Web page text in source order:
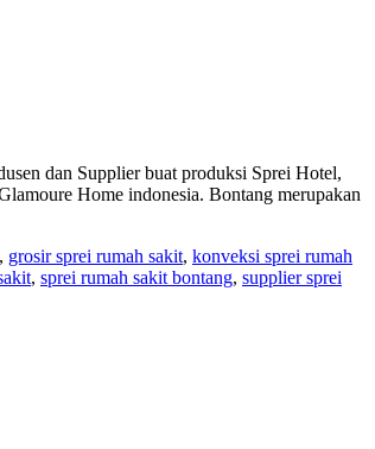
dan Supplier buat produksi Sprei Hotel,
Home indonesia. Bontang merupakan
, grosir sprei rumah sakit, konveksi sprei rumah
, sprei rumah sakit bontang, supplier sprei